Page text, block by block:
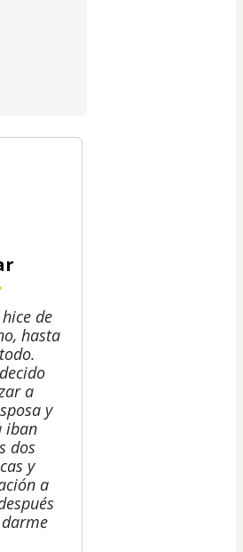
de
hasta
a
y
iban
dos
y
a